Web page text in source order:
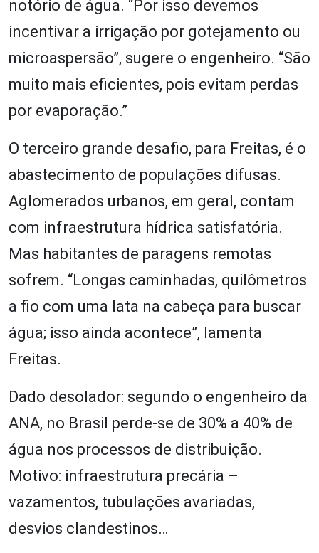
notório de água. “Por isso devemos
incentivar a irrigação por gotejamento ou
microaspersão”, sugere o engenheiro. “São
muito mais eficientes, pois evitam perdas
por evaporação.”
O terceiro grande desafio, para Freitas, é o
abastecimento de populações difusas.
Aglomerados urbanos, em geral, contam
com infraestrutura hídrica satisfatória.
Mas habitantes de paragens remotas
sofrem. “Longas caminhadas, quilômetros
a fio com uma lata na cabeça para buscar
água; isso ainda acontece”, lamenta
Freitas.
Dado desolador: segundo o engenheiro da
ANA, no Brasil perde-se de 30% a 40% de
água nos processos de distribuição.
Motivo: infraestrutura precária –
vazamentos, tubulações avariadas,
desvios clandestinos…